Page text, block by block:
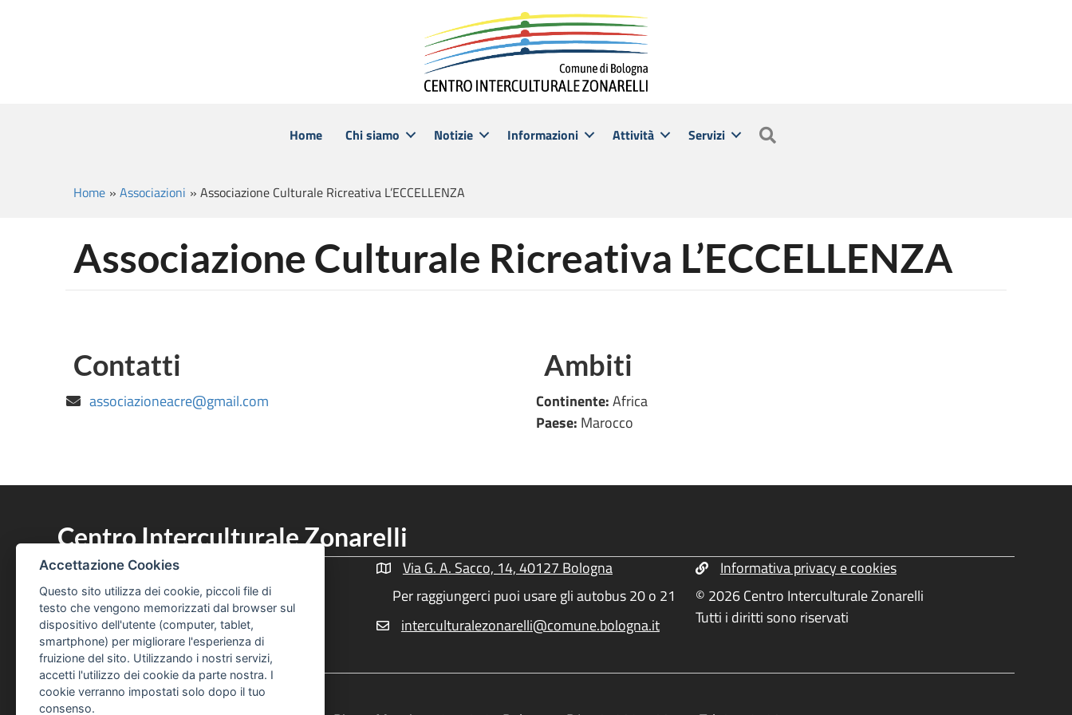
Home Chi siamo Notizie Informazioni Attività Servizi
Home » Associazioni » Associazione Culturale Ricreativa L’ECCELLENZA
Associazione Culturale Ricreativa L’ECCELLENZA
Contatti
associazioneacre@gmail.com
Ambiti
Continente:Africa
Paese: Marocco
Centro Interculturale Zonarelli
Telefono Centro Culturale Zonarelli
051 219 6320
Telefono Centro Culturale Zonarelli
051 219 6325
Pagina Facebook Centro Zonarelli
Profilo Instagram Centro Zonarelli
Indirizzo Centro Culturale Zonarelli
Via G. A. Sacco, 14, 40127 Bologna
Per raggiungerci puoi usare gli autobus 20 o 21
Email Centro Interculturale Zonarelli
interculturalezonarelli@comune.bologna.it
Informativa Privacy e Cookies
Informativa privacy e cookies
© 2026 Centro Interculturale Zonarelli
Tutti i diritti sono riservati
Accettazione Cookies
Questo sito utilizza dei cookie, piccoli file di
testo che vengono memorizzati dal browser sul
dispositivo dell'utente (computer, tablet,
smartphone) per migliorare l'esperienza di
fruizione del sito. Utilizzando i nostri servizi,
accetti l'utilizzo dei cookie da parte nostra. I
cookie verranno impostati solo dopo il tuo
consenso.